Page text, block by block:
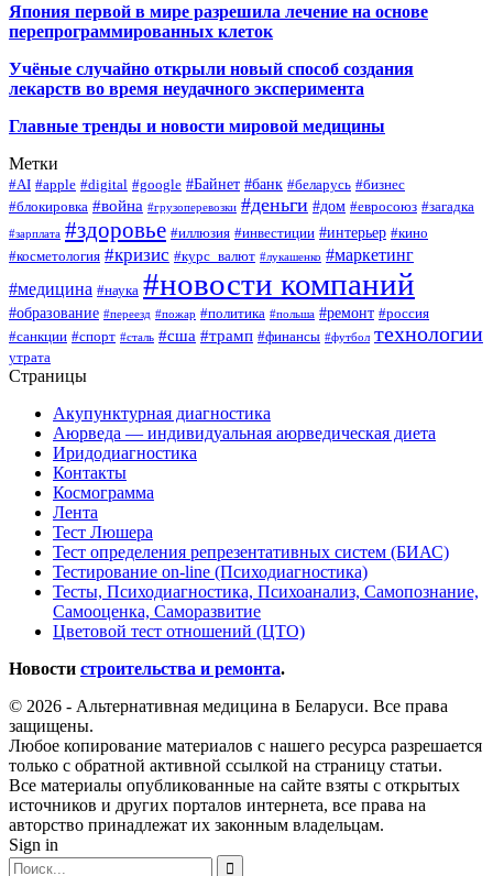
Япония первой в мире разрешила лечение на основе
перепрограммированных клеток
Учёные случайно открыли новый способ создания
лекарств во время неудачного эксперимента
Главные тренды и новости мировой медицины
Метки
#AI #apple #digital #google #Байнет #банк #беларусь #бизнес
#блокировка #война #грузоперевозки #деньги #дом #евросоюз #загадка
#зарплата #здоровье #иллюзия #инвестиции #интерьер #кино
#косметология #кризис #курс_валют #лукашенко #маркетинг
#медицина #наука #новости компаний
#образование #переезд #пожар #политика #польша #ремонт #россия
#санкции #спорт #сталь #сша #трамп #финансы #футбол технологии
утрата
Страницы
Акупунктурная диагностика
Аюрведа — индивидуальная аюрведическая диета
Иридодиагностика
Контакты
Космограмма
Лента
Тест Люшера
Тест определения репрезентативных систем (БИАС)
Тестирование on-line (Психодиагностика)
Тесты, Психодиагностика, Психоанализ, Самопознание,
Самооценка, Саморазвитие
Цветовой тест отношений (ЦТО)
Новости строительства и ремонта.
© 2026 - Альтернативная медицина в Беларуси. Все права
защищены.
Любое копирование материалов с нашего ресурса разрешается
только с обратной активной ссылкой на страницу статьи.
Все материалы опубликованные на сайте взяты с открытых
источников и других порталов интернета, все права на
авторство принадлежат их законным владельцам.
Sign in